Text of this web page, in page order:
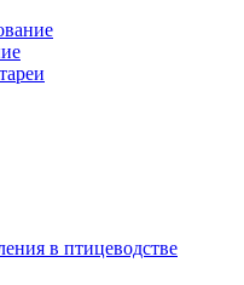
в птицеводстве